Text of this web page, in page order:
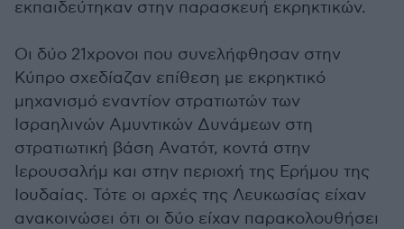
εκπαιδεύτηκαν στην παρασκευή εκρηκτικών.
Οι δύο 21χρονοι που συνελήφθησαν στην
Κύπρο σχεδίαζαν επίθεση με εκρηκτικό
μηχανισμό εναντίον στρατιωτών των
Ισραηλινών Αμυντικών Δυνάμεων στη
στρατιωτική βάση Ανατότ, κοντά στην
Ιερουσαλήμ και στην περιοχή της Ερήμου της
Ιουδαίας. Τότε οι αρχές της Λευκωσίας είχαν
ανακοινώσει ότι οι δύο είχαν παρακολουθήσει